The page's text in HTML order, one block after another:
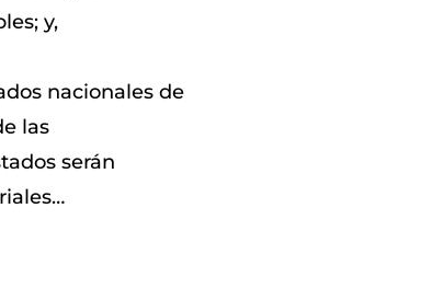
y,
nacionales de
las
serán